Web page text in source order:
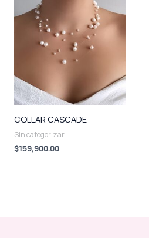
COLLAR CASCADE
Sin categorizar
$159,900.00